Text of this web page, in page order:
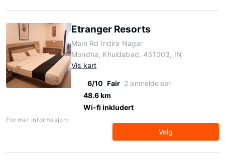
Etranger Resorts
Main Rd Indira Nagar
Mondha, Khuldabad, 431003, IN
Vis kart
6/10 Fair 2 anmeldelser
48.6 km
Wi-fi inkludert
For mer informasjon:
Velg